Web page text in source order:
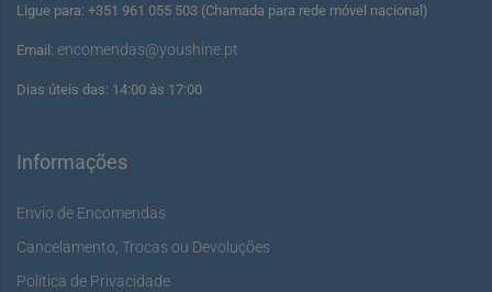
Ligue para: +351 961 055 503 (Chamada para rede móvel nacional)
Email: encomendas@youshine.pt
Dias úteis das: 14:00 às 17:00
Informações
Envio de Encomendas
Cancelamento, Trocas ou Devoluções
Política de Privacidade